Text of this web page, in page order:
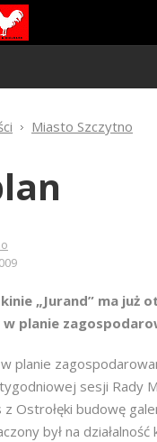
Miasto Szczytno
kinie „Jurand” ma
planie
planie
sesji Rady
z Ostrołęki budowę
był na działalność